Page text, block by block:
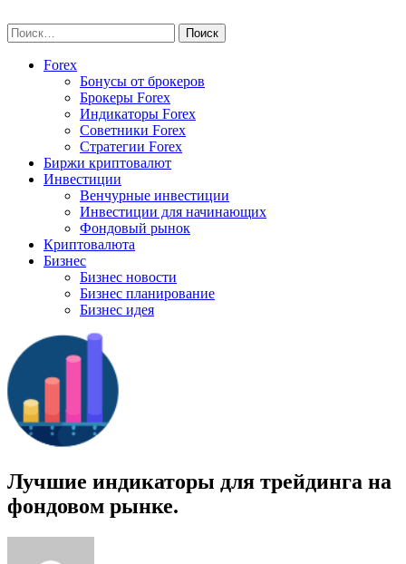
to
content
Найти:
Forex
Бонусы от брокеров
Брокеры Forex
Индикаторы Forex
Советники Forex
Стратегии Forex
Биржи криптовалют
Инвестиции
Венчурные инвестиции
Инвестиции для начинающих
Фондовый рынок
Криптовалюта
Бизнес
Бизнес новости
Бизнес планирование
Бизнес идея
Лучшие индикаторы для трейдинга на
фондовом рынке.